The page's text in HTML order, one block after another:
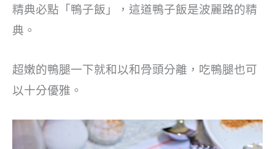
精典必點「鴨子飯」，這道鴨子飯是波麗路的精
典。
超嫩的鴨腿一下就和以和骨頭分離，吃鴨腿也可
以十分優雅。